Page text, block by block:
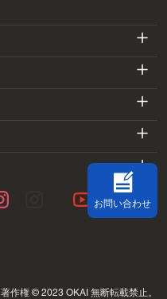
著作権 © 2023 OKAI 無断転載禁止。
お問い合わせ